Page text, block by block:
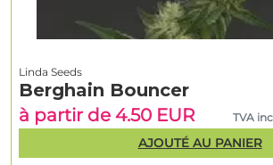
Linda Seeds
Berghain Bouncer
à partir de 4.50 EUR
TVA
AJOUTÉ AU PANIER